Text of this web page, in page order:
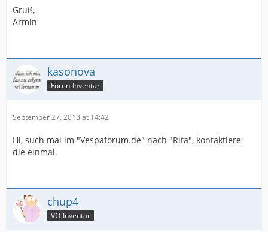
Gruß,
Armin
kasonova
Foren-Inventar
September 27, 2013 at 14:42
Hi, such mal im "Vespaforum.de" nach "Rita", kontaktiere
die einmal.
chup4
VO-Inventar